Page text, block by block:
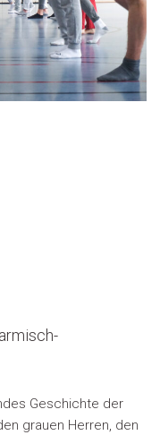
Geschichte der
grauen Herren, den